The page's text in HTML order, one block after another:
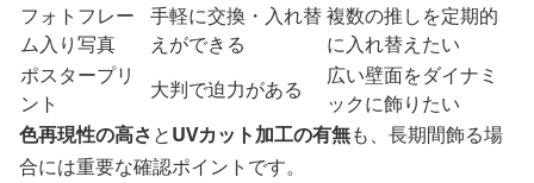
フォトフレー
ム入り写真
手軽に交換・入れ替
えができる
複数の推しを定期的
に入れ替えたい
ポスタープリ
ント
大判で迫力がある
広い壁面をダイナミ
ックに飾りたい
色再現性の高さとUVカット加工の有無も、長期間飾る場
合には重要な確認ポイントです。